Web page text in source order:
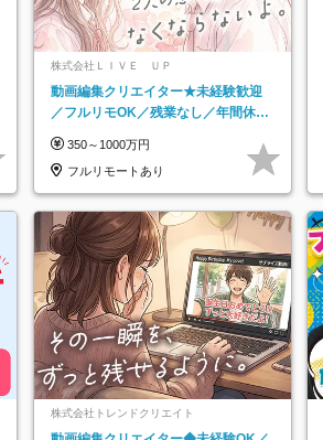
株式会社ＬＩＶＥ ＵＰ
動画編集クリエイター★未経験歓迎
／フルリモOK／残業なし／年間休日
実で安心
350～1000万円
フルリモートあり
株式会社トレンドクリエイト